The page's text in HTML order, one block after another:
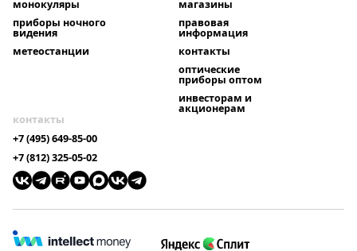
монокуляры
приборы ночного
видения
метеостанции
магазины
правовая
информация
контакты
оптические
приборы оптом
инвесторам и
акционерам
контакты
+7 (495) 649-85-00
+7 (812) 325-05-02